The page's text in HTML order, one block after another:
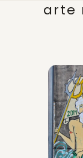
arte